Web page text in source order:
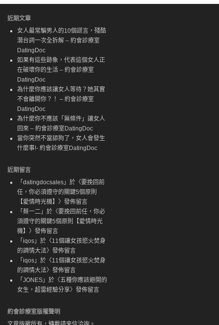
近期文章
女人最常騙男人的10個謊言，殘酷
潛台詞一次全拆解 – 約會診療室
DatingDoc
如果有這些跡象，代表這個女人正
在破壞你的生活 – 約會診療室
DatingDoc
為什麼你應該讓女人等待？她其實
不會離開你？！ – 約會診療室
DatingDoc
為什麼你不應該「無條件」讓女人
回來 – 約會診療室DatingDoc
當你突然不當舔狗了，女人會發生
什麼事!- 約會診療室DatingDoc
近期留言
「 datingdocsales 」於〈要挽回前
任，你必須遵守的關鍵5個原則
【愛情時光機】 〉發佈留言
「 蔡一二 」於〈要挽回前任，你必
須遵守的關鍵5個原則【愛情時光
機】 〉發佈留言
「 iqos 」於〈11個讓女孩慾火焚身
的調情大法〉發佈留言
「 iqos 」於〈11個讓女孩慾火焚身
的調情大法〉發佈留言
「 JONES 」於〈五種你應該避開的
女生，超雷經驗分享〉發佈留言
約會診療室版權聲明